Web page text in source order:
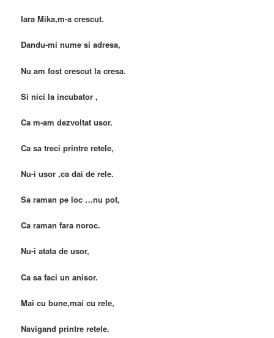
Iara Mika,m-a crescut.
Dandu-mi nume si adresa,
Nu am fost crescut la cresa.
Si nici la incubator ,
Ca m-am dezvoltat usor.
Ca sa treci printre retele,
Nu-i usor ,ca dai de rele.
Sa raman pe loc …nu pot,
Ca raman fara noroc.
Nu-i atata de usor,
Ca sa faci un anisor.
Mai cu bune,mai cu rele,
Navigand printre retele.